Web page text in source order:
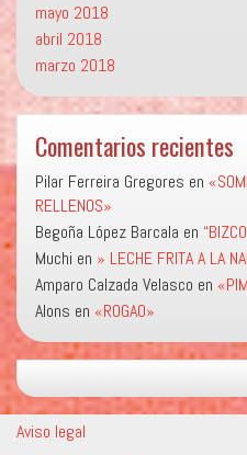
mayo 2018
abril 2018
marzo 2018
Comentarios recientes
Pilar Ferreira Gregores en
RELLENOS»
Begoña López Barcala en
Muchi en » LECHE FRITA A LA
Amparo Calzada Velasco en
Alons en «ROGAO»
Aviso legal